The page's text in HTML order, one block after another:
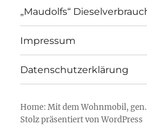
„Maudolfs“
Impressum
Datenschutzerklärung
Home: Mit dem Wohnmobil,
Stolz präsentiert von WordPress